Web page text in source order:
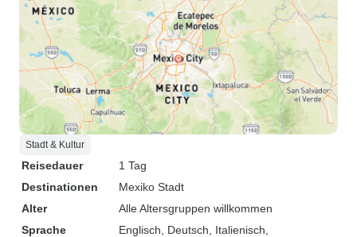
Stadt & Kultur
Reisedauer
1 Tag
Destinationen
Mexiko Stadt
Alter
Alle Altersgruppen willkommen
Sprache
Englisch, Deutsch, Italienisch,